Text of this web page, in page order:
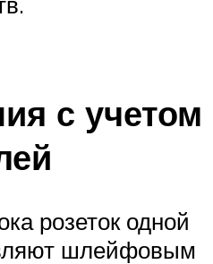
с учетом
розеток одной
шлейфовым